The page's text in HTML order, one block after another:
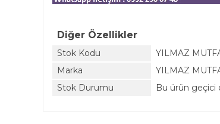
Diğer Özellikler
Stok Kodu
YILMAZ
Marka
YILMAZ
Stok Durumu
Bu ürün geçici